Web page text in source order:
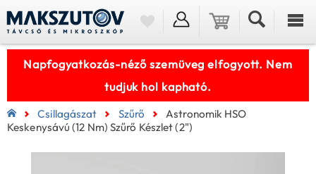
Napfogyatkozás-néző szemüveg elfogyott. Nem
tudjuk hol kapható.
Csillagászat Szűrő
Astronomik HSO
Keskenysávú (12 Nm) Szűrő Készlet (2")